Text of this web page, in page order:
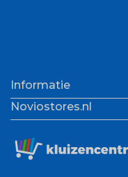
Informatie
Noviostores.nl